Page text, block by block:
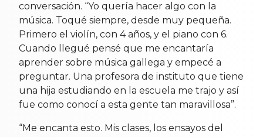
conversación. “Yo quería hacer algo con la
música. Toqué siempre, desde muy pequeña.
Primero el violín, con 4 años, y el piano con 6.
Cuando llegué pensé que me encantaría
aprender sobre música gallega y empecé a
preguntar. Una profesora de instituto que tiene
una hija estudiando en la escuela me trajo y así
fue como conocí a esta gente tan maravillosa”.
“Me encanta esto. Mis clases, los ensayos del